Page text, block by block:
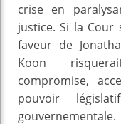
crise en
justice. Si la
faveur de
Koon
compromise,
pouvoir
gouvernementale.